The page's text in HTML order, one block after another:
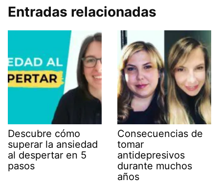
Entradas relacionadas
Descubre cómo
superar la ansiedad
al despertar en 5
pasos
Consecuencias de
tomar
antidepresivos
durante muchos
años